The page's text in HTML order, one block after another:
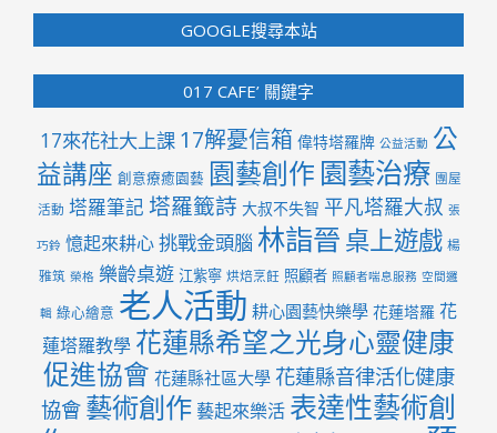
GOOGLE搜尋本站
017 CAFE’ 關鍵字
17來花社大上課 17解憂信箱 偉特塔羅牌 公益活動 公
益講座 創意療癒園藝 園藝創作 園藝治療 團屋
活動 塔羅筆記 塔羅籤詩 大叔不失智 平凡塔羅大叔 張
巧鈴 憶起來耕心挑戰金頭腦 林詣晉桌上遊戲 楊
雅筑 榮格 樂齡桌遊 江紫寧 烘焙烹飪 照顧者 照顧者喘息服務 空間邏
輯 綠心繪意 老人活動 耕心園藝快樂學 花蓮塔羅 花
蓮塔羅教學 花蓮縣希望之光身心靈健康
促進協會 花蓮縣社區大學 花蓮縣音律活化健康
協會 藝術創作藝起來樂活 表達性藝術創